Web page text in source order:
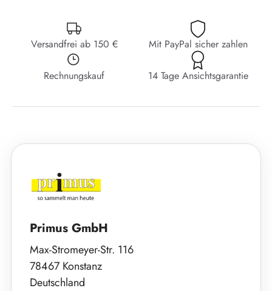
Versandfrei ab 150 € Mit PayPal sicher zahlen
Rechnungskauf 14 Tage Ansichtsgarantie
Primus GmbH
Max-Stromeyer-Str. 116
78467 Konstanz
Deutschland